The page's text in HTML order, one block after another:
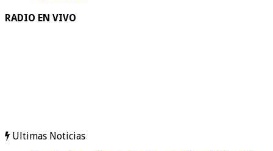
RADIO EN VIVO
Ultimas Noticias